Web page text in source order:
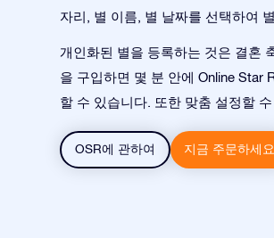
자리, 별 이름, 별 날짜를 선택하여
개인화된 별을 등록하는 것은 결혼
을 구입하면 몇 분 안에 Online Star
할 수 있습니다. 또한 맞춤 설정할
OSR에 관하여 지금 주문하세